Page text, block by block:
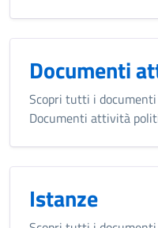
Documenti
Scopri tutti i
Documenti attività
Istanze